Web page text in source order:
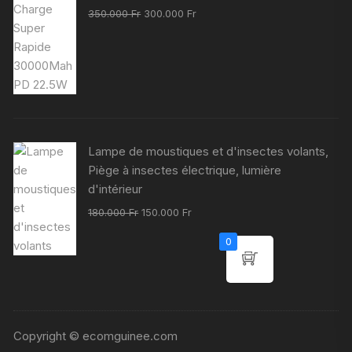
350.000Fr Le
300.000 FrLe
Lampe de moustiques et d'insectes volants,
Piège à insectes électrique, lumière
d'intérieur
180.000Fr Le
150.000 FrLe
actuel
150.000 Fr.
Copyright © ecomguinee.com
0